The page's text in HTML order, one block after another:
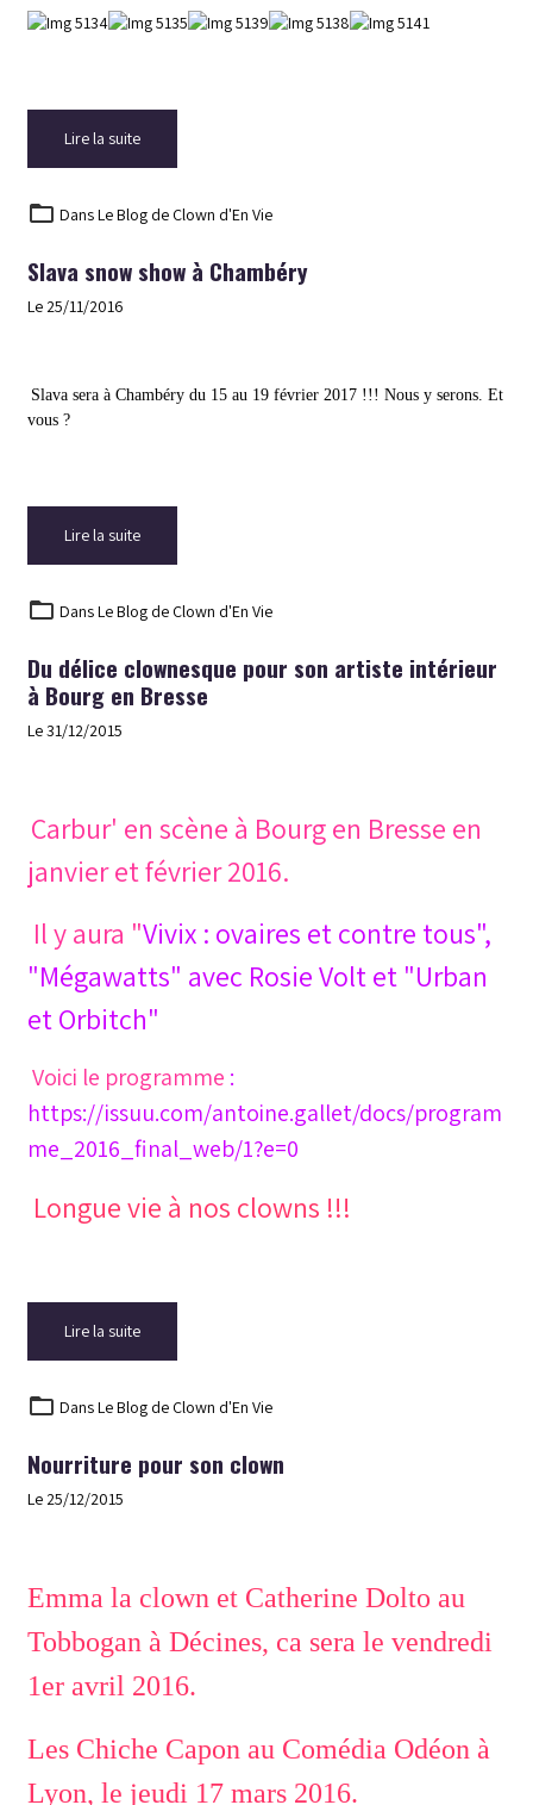
Lire la suite
DansLe Blog de Clown d'En Vie
Slava snow show à Chambéry
Le 25/11/2016
Slava sera à Chambéry du 15 au 19 février 2017 !!! Nous y serons. Et
vous ?
Lire la suite
DansLe Blog de Clown d'En Vie
Du délice clownesque pour son artiste intérieur
à Bourg en Bresse
Le 31/12/2015
Carbur' en scène à Bourg en Bresse en
janvier et février 2016.
Il y aura "Vivix : ovaires et contre tous",
"Mégawatts" avec Rosie Volt et "Urban
et Orbitch"
Voici le programme :
https://issuu.com/antoine.gallet/docs/program
me_2016_final_web/1?e=0
Longue vie à nos clowns !!!
Lire la suite
DansLe Blog de Clown d'En Vie
Nourriture pour son clown
Le 25/12/2015
Emma la clown et Catherine Dolto au
Tobbogan à Décines, ca sera le vendredi
1er avril 2016.
Les Chiche Capon au Comédia Odéon à
Lyon, le jeudi 17 mars 2016.